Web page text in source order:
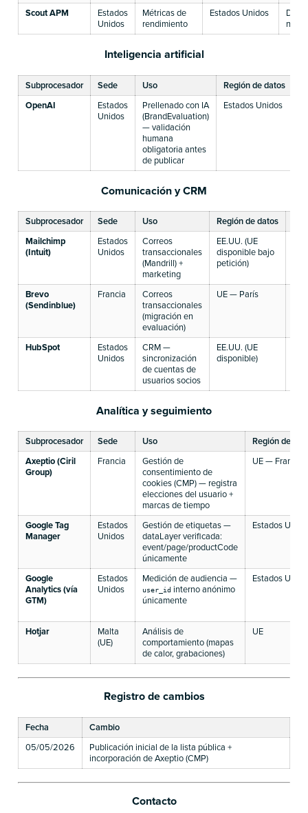
Scout APM
Estados
Unidos
Métricas de
rendimiento
Estados Unidos
no
Inteligencia artificial
Subprocesador Sede Uso Región de datos
OpenAI
Estados
Unidos
Prellenado con IA
(BrandEvaluation)
— validación
humana
obligatoria antes
de publicar
Estados Unidos
Comunicación y CRM
Subprocesador Sede Uso Región de datos
Mailchimp
(Intuit)
Estados
Unidos
Correos
transaccionales
(Mandrill) +
marketing
EE.UU. (UE
disponible bajo
petición)
Brevo
(Sendinblue)
Francia
Correos
transaccionales
(migración en
evaluación)
UE — París
HubSpot
Estados
Unidos
CRM —
sincronización
de cuentas de
usuarios socios
EE.UU. (UE
disponible)
Analítica y seguimiento
Subprocesador Sede Uso
Región de
Axeptio (Ciril
Group)
Francia
Gestión de
consentimiento de
cookies (CMP) — registra
elecciones del usuario +
marcas de tiempo
UE — Francia
Google Tag
Manager
Estados
Unidos
Gestión de etiquetas —
dataLayer verificada:
event/page/productCode
únicamente
Estados
Google
Analytics (vía
GTM)
Estados
Unidos
Medición de audiencia —
user_idinterno anónimo
únicamente
Estados
Hotjar
Malta
(UE)
Análisis de
comportamiento (mapas
de calor, grabaciones)
UE
Registro de cambios
Fecha
Cambio
05/05/2026
Publicación inicial de la lista pública +
incorporación de Axeptio (CMP)
Contacto